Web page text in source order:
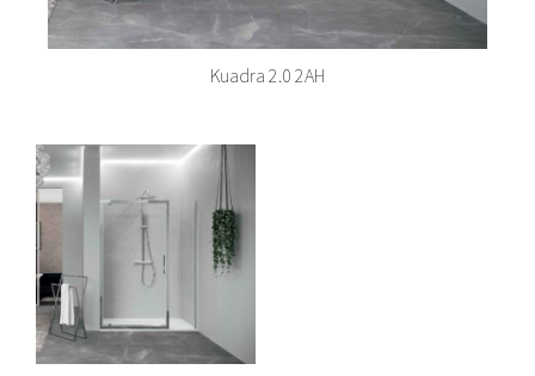
Kuadra 2.0 2AH